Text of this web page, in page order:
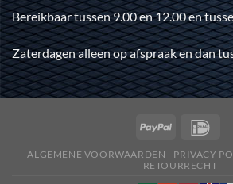
Bereikbaar tussen 9.00 en 12.00 en
Zaterdagen alleen op afspraak en dan
ALGEMENE VOORWAARDEN PRIVACY
RETOURRECHT